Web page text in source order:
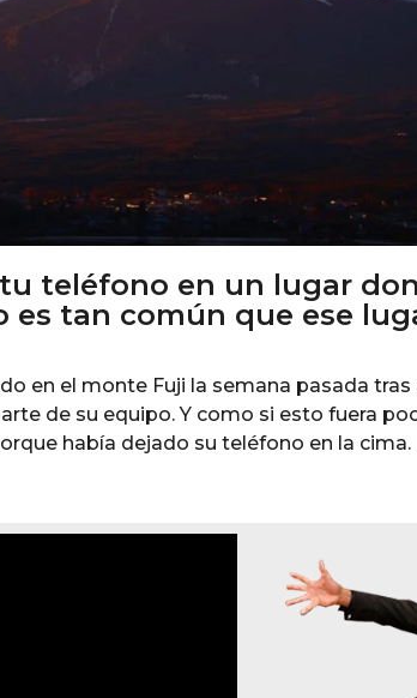
teléfono en un lugar
tan común que ese
en el monte Fuji la semana pasada tras
de su equipo. Y como si esto fuera
había dejado su teléfono en la